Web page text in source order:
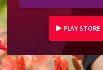
PLAY STORE